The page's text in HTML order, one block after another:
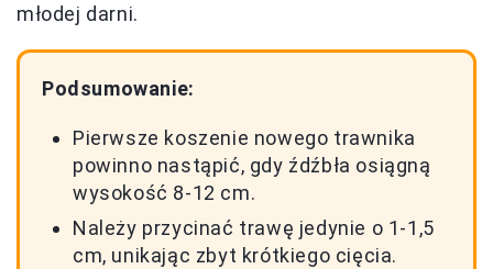
młodej darni.
Podsumowanie:
Pierwsze koszenie nowego trawnika
powinno nastąpić, gdy źdźbła osiągną
wysokość 8-12 cm.
Należy przycinać trawę jedynie o 1-1,5
cm, unikając zbyt krótkiego cięcia.